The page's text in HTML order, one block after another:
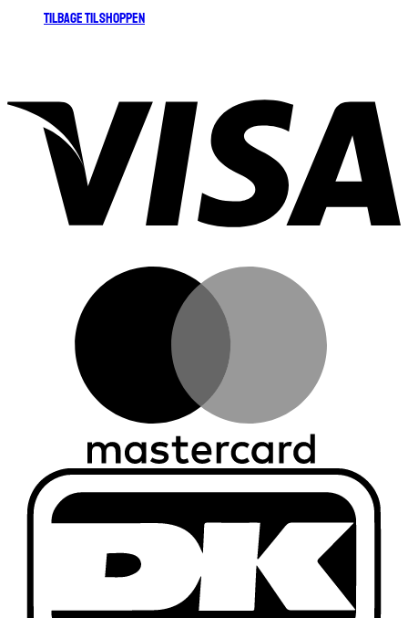
Tilbage til shoppen